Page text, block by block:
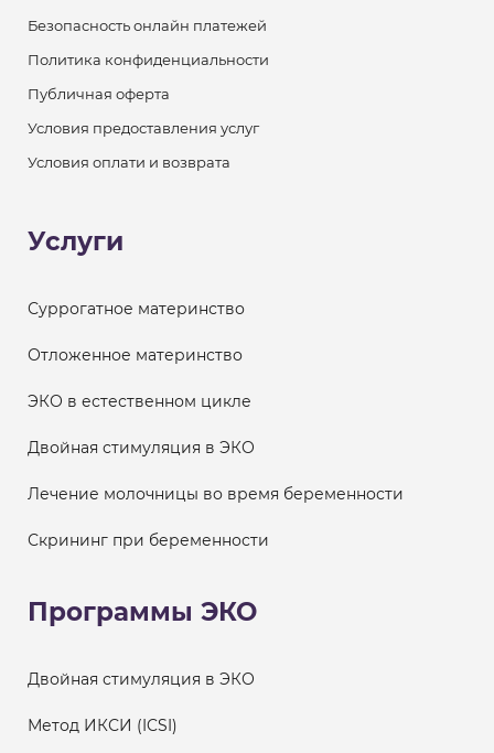
Безопасность онлайн платежей
Политика конфиденциальности
Публичная оферта
Условия предоставления услуг
Условия оплати и возврата
Услуги
Суррогатное материнство
Отложенное материнство
ЭКО в естественном цикле
Двойная стимуляция в ЭКО
Лечение молочницы во время беременности
Скрининг при беременности
Программы ЭКО
Двойная стимуляция в ЭКО
Метод ИКСИ (ICSI)